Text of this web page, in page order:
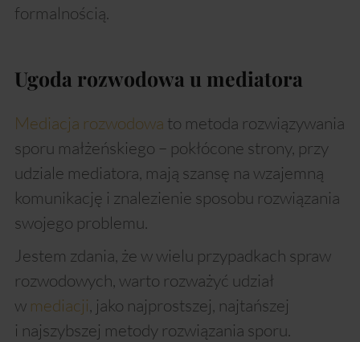
formalnością.
Ugoda rozwodowa u mediatora
Mediacja rozwodowa to metoda rozwiązywania
sporu małżeńskiego – pokłócone strony, przy
udziale mediatora, mają szansę na wzajemną
komunikację i znalezienie sposobu rozwiązania
swojego problemu.
Jestem zdania, że w wielu przypadkach spraw
rozwodowych, warto rozważyć udział
w mediacji, jako najprostszej, najtańszej
i najszybszej metody rozwiązania sporu.